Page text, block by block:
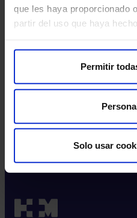
que les haya proporcionado
partir del uso que haya
Permitir
Solo usar
Sonríe sin complejos
La imagen es nuestra carta
bonita sonrisa nos hace
Leer más